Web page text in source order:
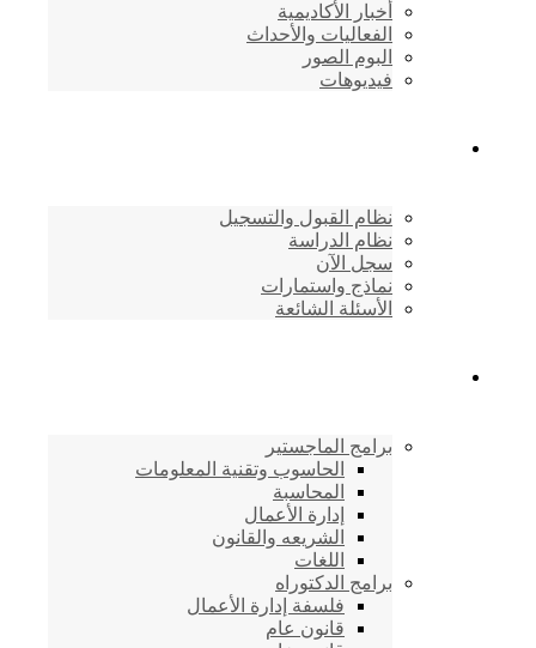
أخبار الأكاديمية
الفعاليات والأحداث
البوم الصور
فيديوهات
نظام القبول والتسجيل
نظام الدراسة
سجل الآن
نماذج واستمارات
الأسئلة الشائعة
برامج الماجستير
الحاسوب وتقنية المعلومات
المحاسبة
إدارة الأعمال
الشريعه والقانون
اللغات
برامج الدكتوراه
فلسفة إدارة الأعمال
قانون عام